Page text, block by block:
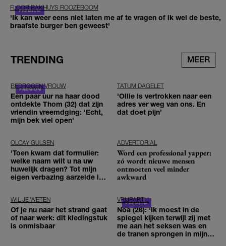
FLOOR BAKHUYS ROOZEBOOM
'Ik kan weer eens niet laten me af te vragen of ik wel de beste,
braafste burger ben geweest'
TRENDING MEER
BEDROGEN VROUW
Een paar uur na haar dood
ontdekte Thom (32) dat zijn
vriendin vreemdging: 'Echt,
mijn bek viel open'
TATUM DAGELET
'Ollie is vertrokken naar een
adres ver weg van ons. En
dat doet pijn’
OLCAY GULSEN
'Toen kwam dat formulier:
welke naam wilt u na uw
huwelijk dragen? Tot mijn
eigen verbazing aarzelde ik
ADVERTORIAL
Word een professional yapper:
zó wordt nieuwe mensen
ontmoeten veel minder
awkward
WIL JE WETEN
Of je nu naar het strand gaat
of naar werk: dit kledingstuk
is onmisbaar
VRIJPARTIJ
Noa (26): 'Ik moest in de
spiegel kijken terwijl zij met
me aan het seksen was en
de tranen sprongen in mijn